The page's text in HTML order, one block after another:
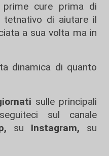
cure prima di
tetnativo di aiutare il
a sua volta ma in
dinamica di quanto
sulle principali
sul canale
su Instagram, su